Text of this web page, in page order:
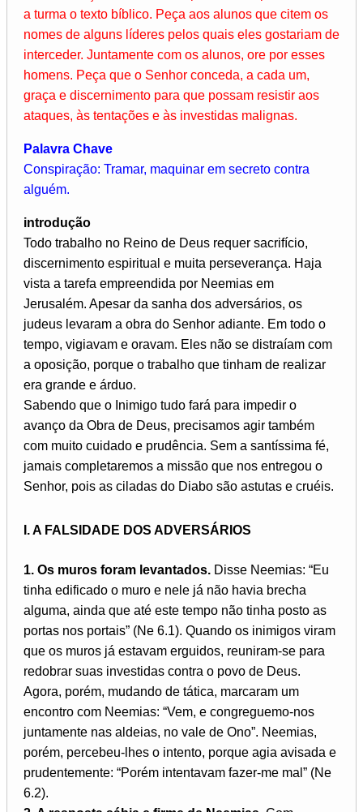
a turma o texto bíblico. Peça aos alunos que citem os
nomes de alguns líderes pelos quais eles gostariam de
interceder. Juntamente com os alunos, ore por esses
homens. Peça que o Senhor conceda, a cada um,
graça e discernimento para que possam resistir aos
ataques, às tentações e às investidas malignas.
Palavra Chave
Conspiração: Tramar, maquinar em secreto contra
alguém.
introdução
Todo trabalho no Reino de Deus requer sacrifício,
discernimento espiritual e muita perseverança. Haja
vista a tarefa empreendida por Neemias em
Jerusalém. Apesar da sanha dos adversários, os
judeus levaram a obra do Senhor adiante. Em todo o
tempo, vigiavam e oravam. Eles não se distraíam com
a oposição, porque o trabalho que tinham de realizar
era grande e árduo.
Sabendo que o Inimigo tudo fará para impedir o
avanço da Obra de Deus, precisamos agir também
com muito cuidado e prudência. Sem a santíssima fé,
jamais completaremos a missão que nos entregou o
Senhor, pois as ciladas do Diabo são astutas e cruéis.
I. A FALSIDADE DOS ADVERSÁRIOS
1. Os muros foram levantados. Disse Neemias: “Eu
tinha edificado o muro e nele já não havia brecha
alguma, ainda que até este tempo não tinha posto as
portas nos portais” (Ne 6.1). Quando os inimigos viram
que os muros já estavam erguidos, reuniram-se para
redobrar suas investidas contra o povo de Deus.
Agora, porém, mudando de tática, marcaram um
encontro com Neemias: “Vem, e congreguemo-nos
juntamente nas aldeias, no vale de Ono”. Neemias,
porém, percebeu-lhes o intento, porque agia avisada e
prudentemente: “Porém intentavam fazer-me mal” (Ne
6.2).